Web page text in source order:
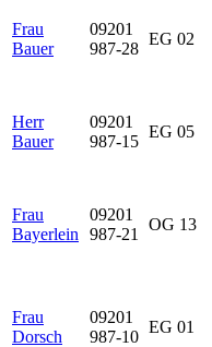
Frau
Bauer
09201
987-28
EG 02
Herr
Bauer
09201
987-15
EG 05
Frau
Bayerlein
09201
987-21
OG 13
Frau
Dorsch
09201
987-10
EG 01